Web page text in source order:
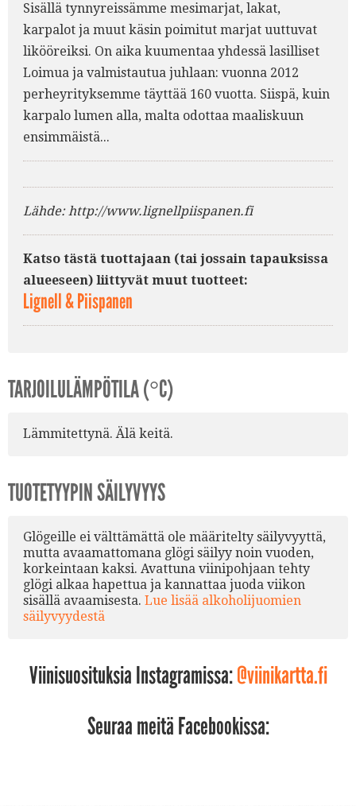
Sisällä tynnyreissämme mesimarjat, lakat,
karpalot ja muut käsin poimitut marjat uuttuvat
likööreiksi. On aika kuumentaa yhdessä lasilliset
Loimua ja valmistautua juhlaan: vuonna 2012
perheyrityksemme täyttää 160 vuotta. Siispä, kuin
karpalo lumen alla, malta odottaa maaliskuun
ensimmäistä...
Lähde: http://www.lignellpiispanen.fi
Katso tästä tuottajaan (tai jossain tapauksissa
alueeseen) liittyvät muut tuotteet:
Lignell & Piispanen
TARJOILULÄMPÖTILA (°C)
Lämmitettynä. Älä keitä.
TUOTETYYPIN SÄILYVYYS
Glögeille ei välttämättä ole määritelty säilyvyyttä,
mutta avaamattomana glögi säilyy noin vuoden,
korkeintaan kaksi. Avattuna viinipohjaan tehty
glögi alkaa hapettua ja kannattaa juoda viikon
sisällä avaamisesta. Lue lisää alkoholijuomien
säilyvyydestä
Viinisuosituksia Instagramissa:@viinikartta.fi
Seuraa meitä Facebookissa: